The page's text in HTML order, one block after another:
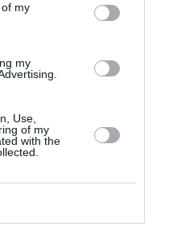
my
my
Use,
of my
with the
KIRBY QUI...